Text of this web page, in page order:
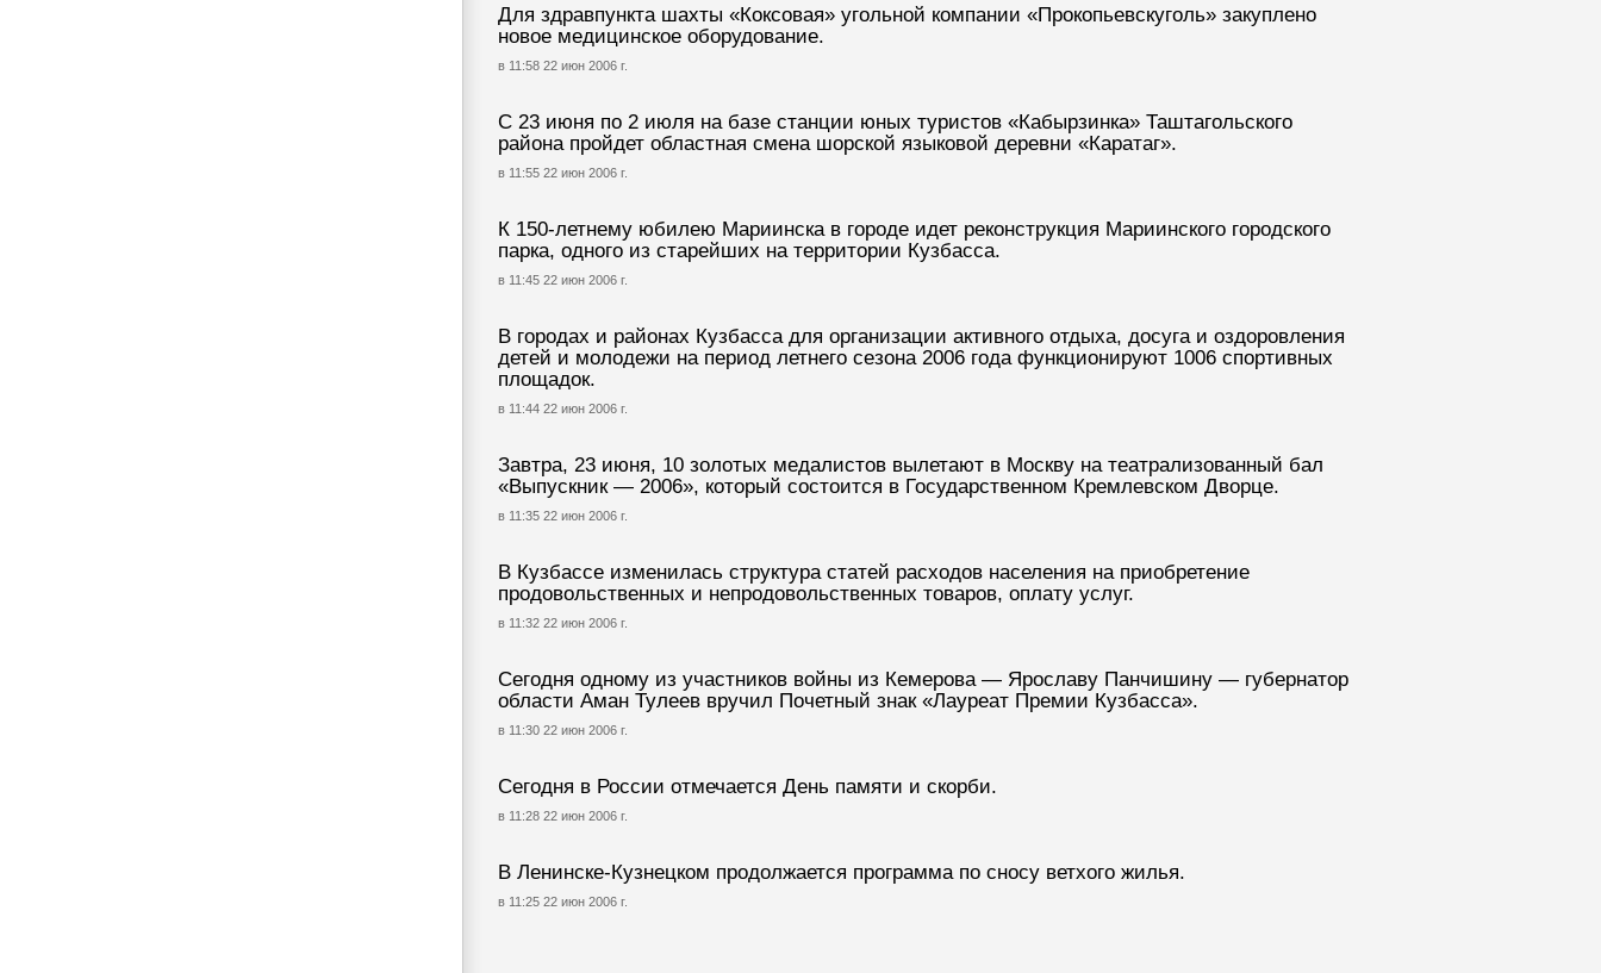
Для здравпункта шахты «Коксовая» угольной компании «Прокопьевскуголь» закуплено
новое медицинское оборудование.
в 11:58 22 июн 2006 г.
С 23 июня по 2 июля на базе станции юных туристов «Кабырзинка» Таштагольского
района пройдет областная смена шорской языковой деревни «Каратаг».
в 11:55 22 июн 2006 г.
К 150-летнему юбилею Мариинска в городе идет реконструкция Мариинского городского
парка, одного из старейших на территории Кузбасса.
в 11:45 22 июн 2006 г.
В городах и районах Кузбасса для организации активного отдыха, досуга и оздоровления
детей и молодежи на период летнего сезона 2006 года функционируют 1006 спортивных
площадок.
в 11:44 22 июн 2006 г.
Завтра, 23 июня, 10 золотых медалистов вылетают в Москву на театрализованный бал
«Выпускник — 2006», который состоится в Государственном Кремлевском Дворце.
в 11:35 22 июн 2006 г.
В Кузбассе изменилась структура статей расходов населения на приобретение
продовольственных и непродовольственных товаров, оплату услуг.
в 11:32 22 июн 2006 г.
Сегодня одному из участников войны из Кемерова — Ярославу Панчишину — губернатор
области Аман Тулеев вручил Почетный знак «Лауреат Премии Кузбасса».
в 11:30 22 июн 2006 г.
Сегодня в России отмечается День памяти и скорби.
в 11:28 22 июн 2006 г.
В Ленинске-Кузнецком продолжается программа по сносу ветхого жилья.
в 11:25 22 июн 2006 г.